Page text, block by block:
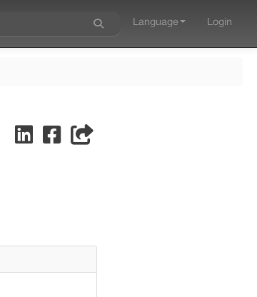
Language Login